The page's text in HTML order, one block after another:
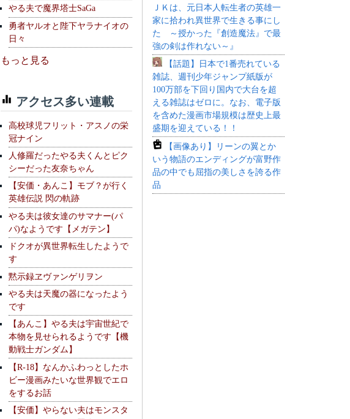
やる夫で魔界塔士SaGa
勇者ヤルオと陛下ヤラナイオの
日々
もっと見る
アクセス多い連載
高校球児フリット・アスノの栄
冠ナイン
人修羅だったやる夫くんとピク
シーだった友奈ちゃん
【安価・あんこ】モブ？が行く
英雄伝説 閃の軌跡
やる夫は彼女達のサマナー(パ
パ)なようです【メガテン】
ドクオが異世界転生したようで
す
黙示録ヱヴァンゲリヲン
やる夫は天魔の器になったよう
です
【あんこ】やる夫は宇宙世紀で
本物を見せられるようです【機
動戦士ガンダム】
【R-18】なんかふわっとしたホ
ビー漫画みたいな世界観でエロ
をするお話
【安価】やらない夫はモンスタ
ＪＫは、元日本人転生者の英雄一
家に拾われ異世界で生きる事にし
た ～授かった『創造魔法』で最
強の剣は作れない～』
【話題】日本で1番売れている
雑誌、週刊少年ジャンプ紙版が
100万部を下回り国内で大台を超
える雑誌はゼロに。なお、電子版
を含めた漫画市場規模は歴史上最
盛期を迎えている！！
【画像あり】リーンの翼とか
いう物語のエンディングが富野作
品の中でも屈指の美しさを誇る作
品